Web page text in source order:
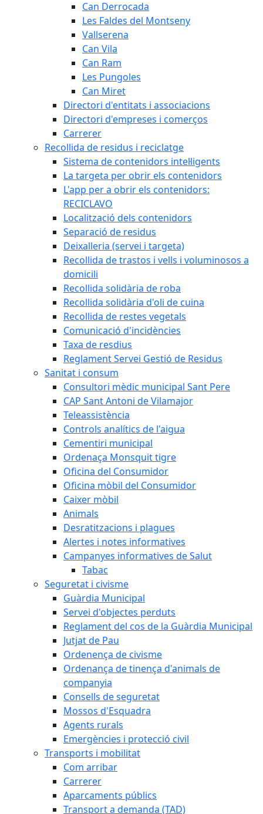
Can Derrocada
Les Faldes del Montseny
Vallserena
Can Vila
Can Ram
Les Pungoles
Can Miret
Directori d'entitats i associacions
Directori d'empreses i comerços
Carrerer
Recollida de residus i reciclatge
Sistema de contenidors intel·ligents
La targeta per obrir els contenidors
L'app per a obrir els contenidors:
RECICLAVO
Localització dels contenidors
Separació de residus
Deixalleria (servei i targeta)
Recollida de trastos i vells i voluminosos a
domicili
Recollida solidària de roba
Recollida solidària d'oli de cuina
Recollida de restes vegetals
Comunicació d'incidències
Taxa de resdius
Reglament Servei Gestió de Residus
Sanitat i consum
Consultori mèdic municipal Sant Pere
CAP Sant Antoni de Vilamajor
Teleassistència
Controls analítics de l'aigua
Cementiri municipal
Ordenaça Monsquit tigre
Oficina del Consumidor
Oficina mòbil del Consumidor
Caixer mòbil
Animals
Desratitzacions i plagues
Alertes i notes informatives
Campanyes informatives de Salut
Tabac
Seguretat i civisme
Guàrdia Municipal
Servei d'objectes perduts
Reglament del cos de la Guàrdia Municipal
Jutjat de Pau
Ordenença de civisme
Ordenança de tinença d'animals de
companyia
Consells de seguretat
Mossos d'Esquadra
Agents rurals
Emergències i protecció civil
Transports i mobilitat
Com arribar
Carrerer
Aparcaments públics
Transport a demanda (TAD)